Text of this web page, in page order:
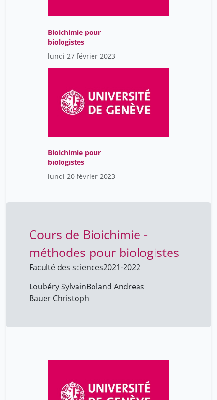
Bioichimie pour
biologistes
lundi 27 février 2023
Bioichimie pour
biologistes
lundi 20 février 2023
Cours de Bioichimie -
méthodes pour biologistes
Faculté des sciences2021-2022
Loubéry SylvainBoland Andreas
Bauer Christoph